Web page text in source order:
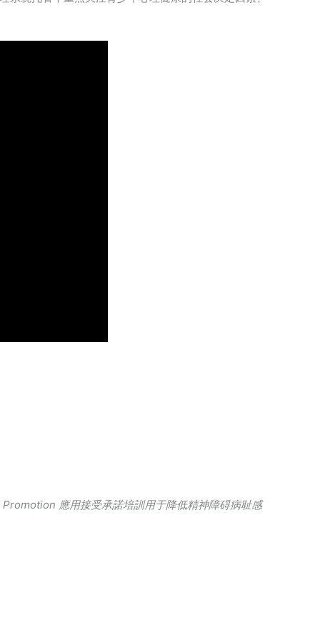
應用接受承諾培訓用于降低精神障碍病耻感